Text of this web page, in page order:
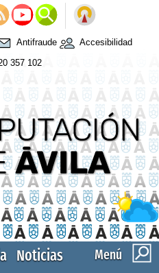
Antifraude
Accesibilidad
357 102
Menú
Noticias